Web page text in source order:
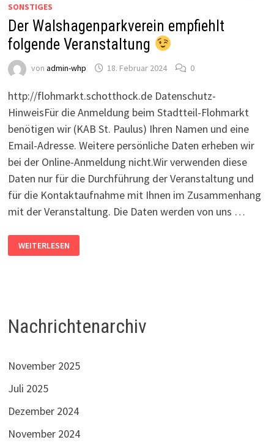
SONSTIGES
Der Walshagenparkverein empfiehlt
folgende Veranstaltung
von admin-whp 18. Februar 2024 0
http://flohmarkt.schotthock.de Datenschutz-
HinweisFür die Anmeldung beim Stadtteil-Flohmarkt
benötigen wir (KAB St. Paulus) Ihren Namen und eine
Email-Adresse. Weitere persönliche Daten erheben wir
bei der Online-Anmeldung nicht.Wir verwenden diese
Daten nur für die Durchführung der Veranstaltung und
für die Kontaktaufnahme mit Ihnen im Zusammenhang
mit der Veranstaltung. Die Daten werden von uns …
WALSHAGENPARKVEREIN
EMPFIEHLT
WEITERLESEN
Nachrichtenarchiv
November 2025
Juli 2025
Dezember 2024
November 2024